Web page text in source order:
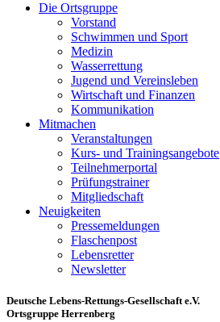
Die Ortsgruppe
Vorstand
Schwimmen und Sport
Medizin
Wasserrettung
Jugend und Vereinsleben
Wirtschaft und Finanzen
Kommunikation
Mitmachen
Veranstaltungen
Kurs- und Trainingsangebote
Teilnehmerportal
Prüfungstrainer
Mitgliedschaft
Neuigkeiten
Pressemeldungen
Flaschenpost
Lebensretter
Newsletter
Deutsche Lebens-Rettungs-Gesellschaft e.V.
Ortsgruppe Herrenberg